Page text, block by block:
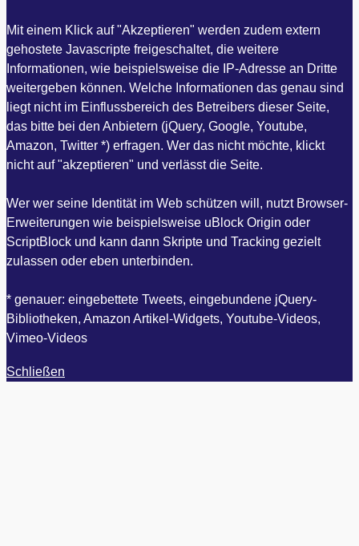
Mit einem Klick auf "Akzeptieren" werden zudem extern
gehostete Javascripte freigeschaltet, die weitere
Informationen, wie beispielsweise die IP-Adresse an Dritte
weitergeben können. Welche Informationen das genau sind
liegt nicht im Einflussbereich des Betreibers dieser Seite,
das bitte bei den Anbietern (jQuery, Google, Youtube,
Amazon, Twitter *) erfragen. Wer das nicht möchte, klickt
nicht auf "akzeptieren" und verlässt die Seite.
Wer wer seine Identität im Web schützen will, nutzt Browser-
Erweiterungen wie beispielsweise uBlock Origin oder
ScriptBlock und kann dann Skripte und Tracking gezielt
zulassen oder eben unterbinden.
* genauer: eingebettete Tweets, eingebundene jQuery-
Bibliotheken, Amazon Artikel-Widgets, Youtube-Videos,
Vimeo-Videos
Schließen